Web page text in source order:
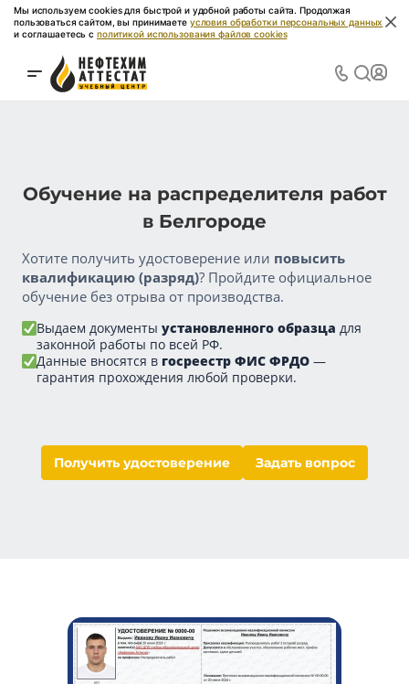
Мы используем cookies для быстрой и удобной работы сайта. Продолжая
пользоваться сайтом, вы принимаете условия обработки персональных данных
и соглашаетесь с политикой использования файлов cookies
Обучение на распределителя работ
в Белгороде
Хотите получить удостоверение или повысить
квалификацию (разряд)? Пройдите официальное
обучение без отрыва от производства.
Выдаем документы установленного образца для
законной работы по всей РФ.
Данные вносятся в госреестр ФИС ФРДО —
гарантия прохождения любой проверки.
Получить удостоверение Задать вопрос